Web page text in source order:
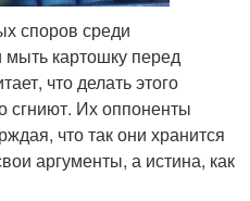
споров среди
картошку перед
что делать этого
сгниют. Их оппоненты
что так они хранится
аргументы, а истина, как